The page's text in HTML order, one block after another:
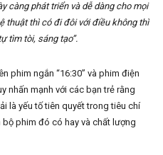
càng phát triển và dễ dàng cho mọi
thuật thì có đi đôi với điều không thì
tìm tòi, sáng tạo”.
phim ngắn “16:30” và phim điện
nhấn mạnh với các bạn trẻ rằng
là yếu tố tiên quyết trong tiêu chí
phim đó có hay và chất lượng